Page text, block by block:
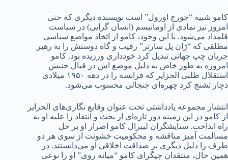
کامو شبیه “جورج اورول” است نویسنده دیگری که حتی
امروز نیز نمادی از اومانیسم (انسان گرایی) در سیاست
قلمداد می‌شود. با این وجود، کامو از اتخاذ مواضع سیاسی
مطلقی که “ژان پل سارتر” رقیب و گاه دوستش را به رهبر
جریان چپ جهانی تبدیل کرد خودداری ورزیده بود. کامو
امروزه به طور خاص به دلیل موضع اش در قبال جنبش
استقلال طلبی الجزایر که فرانسه را در دهه ۱۹۵۰ میلادی
دچار تشنج کرد چهره‌ای جنجالی محسوب می‌شود.
انتشار مجموعه یادداشتی تحت عنوان وقایع نگاری‌های الجزایر
از کامو در این زمینه دور تازه‌ای از بحث و انتقاد را علیه او به
راه انداخت. ستایشگران لیبرال کامو اصرار او بر حل
مسالمت آمیز مناقشه و محکومیت خشونت از سوی هر دو
طرف را دلیل دیگری بر صداقت اخلاقی او می‌دانستند. در
همین حال، منتقدان چپگرای کامو “میانه روی” او را نوعی